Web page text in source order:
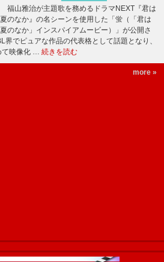
福山雅治が主題歌を務めるドラマNEXT『君は
夏のなか』の名シーンを使用した「蛍（「君は
夏のなか」インスパイアムービー）」が公開さ
でピュアな作品の代表格として話題となり、
て映像化 … 続きを読む
more »